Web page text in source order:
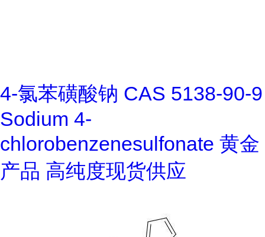
4-氯苯磺酸钠 CAS 5138-90-9
Sodium 4-
chlorobenzenesulfonate 黄金
产品 高纯度现货供应